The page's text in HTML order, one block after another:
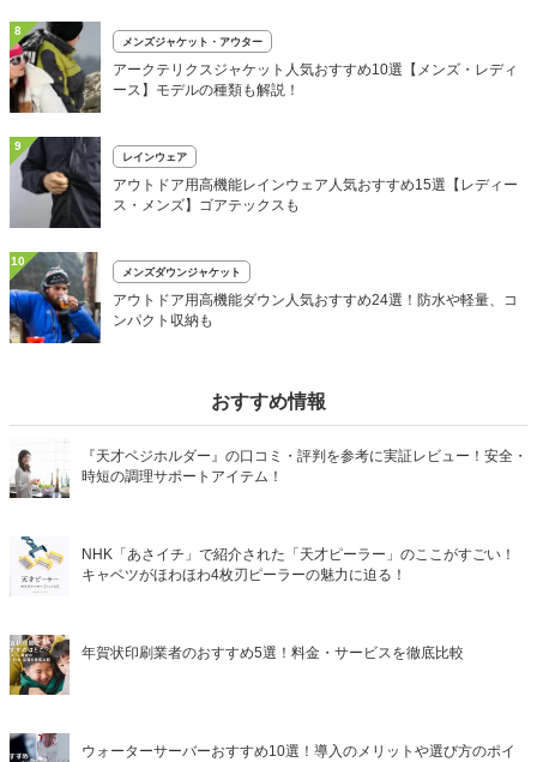
8
メンズジャケット・アウター
アークテリクスジャケット人気おすすめ10選【メンズ・レディ
ース】モデルの種類も解説！
9
レインウェア
アウトドア用高機能レインウェア人気おすすめ15選【レディー
ス・メンズ】ゴアテックスも
10
メンズダウンジャケット
アウトドア用高機能ダウン人気おすすめ24選！防水や軽量、コ
ンパクト収納も
おすすめ情報
『天才ベジホルダー』の口コミ・評判を参考に実証レビュー！安全・
時短の調理サポートアイテム！
NHK「あさイチ」で紹介された「天才ピーラー」のここがすごい！
キャベツがほわほわ4枚刃ピーラーの魅力に迫る！
年賀状印刷業者のおすすめ5選！料金・サービスを徹底比較
ウォーターサーバーおすすめ10選！導入のメリットや選び方のポイ